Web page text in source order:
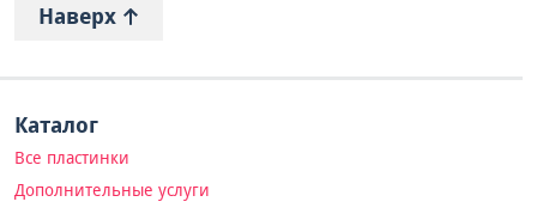
Наверх
Каталог
Все пластинки
Дополнительные услуги